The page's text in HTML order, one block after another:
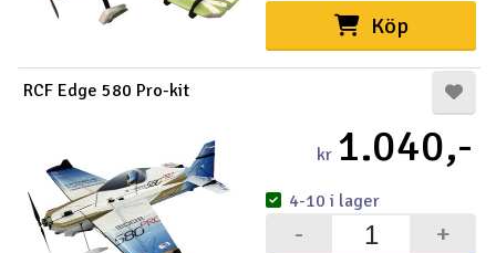
Köp
RCF Edge 580 Pro-kit
kr 1.040,-
+
-
4-10 i lager